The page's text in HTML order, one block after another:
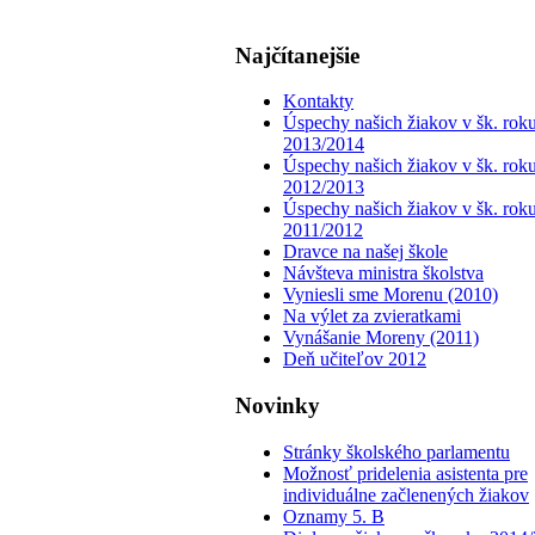
Najčítanejšie
Kontakty
Úspechy našich žiakov v šk.
2013/2014
Úspechy našich žiakov v šk.
2012/2013
Úspechy našich žiakov v šk.
2011/2012
Dravce na našej škole
Návšteva ministra školstva
Vyniesli sme Morenu (2010)
Na výlet za zvieratkami
Vynášanie Moreny (2011)
Deň učiteľov 2012
Novinky
Stránky školského parlamentu
Možnosť pridelenia asistenta pre
individuálne začlenených žiakov
Oznamy 5. B